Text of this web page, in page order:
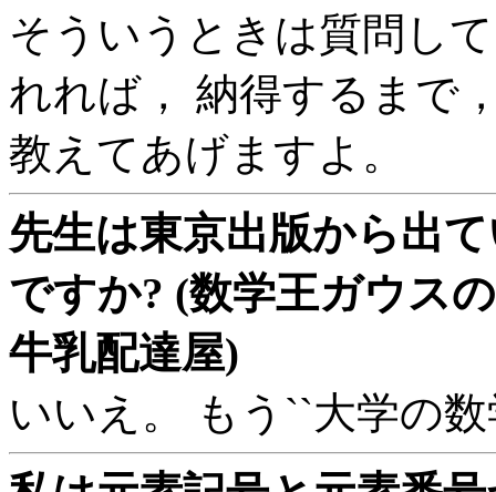
そういうときは質問し
れれば， 納得するまで
教えてあげますよ。
先生は東京出版から出
ですか? (数学王ガウス
牛乳配達屋)
いいえ。 もう``大学の